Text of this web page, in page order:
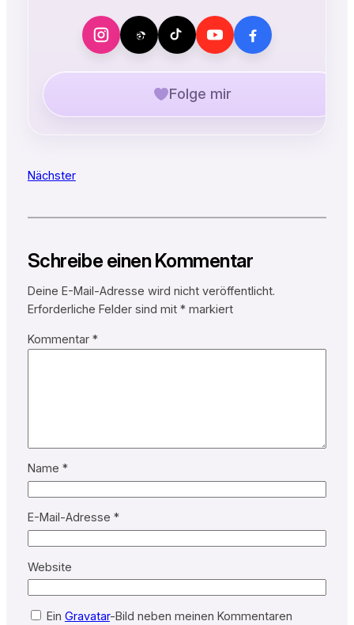
Folge mir
Nächster
Schreibe einen Kommentar
Deine E-Mail-Adresse wird nicht veröffentlicht.
Erforderliche Felder sind mit *markiert
Kommentar *
Name *
E-Mail-Adresse *
Website
Ein Gravatar-Bild neben meinen Kommentaren